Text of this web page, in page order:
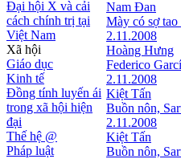
Đại hội X và cải
cách chính trị tại
Việt Nam
Xã hội
Giáo dục
Kinh tế
Đồng tính luyến ái
trong xã hội hiện
đại
Thế hệ @
Pháp luật
Nam Đan
Mày có sợ tao
2.11.2008
Hoàng Hưng
Federico
2.11.2008
Kiệt Tấn
Buồn nôn,
2.11.2008
Kiệt Tấn
Buồn nôn,